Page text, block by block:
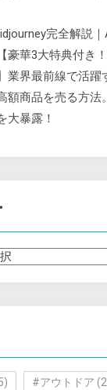
完全解説
豪華3大特典付き！
業界最前線で活
額商品を売る方法
大暴露！
#アウトドア